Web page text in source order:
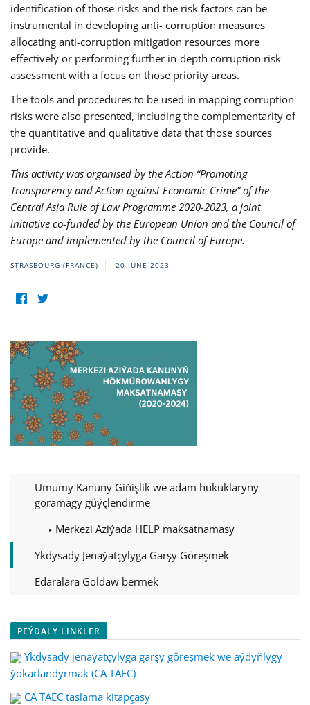
identification of those risks and the risk factors can be
instrumental in developing anti- corruption measures
allocating anti-corruption mitigation resources more
effectively or performing further in-depth corruption risk
assessment with a focus on those priority areas.
The tools and procedures to be used in mapping corruption
risks were also presented, including the complementarity of
the quantitative and qualitative data that those sources
provide.
This activity was organised by the Action “Promoting
Transparency and Action against Economic Crime” of the
Central Asia Rule of Law Programme 2020-2023, a joint
initiative co-funded by the European Union and the Council of
Europe and implemented by the Council of Europe.
STRASBOURG (FRANCE) 20 JUNE 2023
Umumy Kanuny Giňişlik we adam hukuklaryny
goramagy güýçlendirme
Merkezi Aziýada HELP maksatnamasy
Ykdysady Jenaýatçylyga Garşy Göreşmek
Edaralara Goldaw bermek
PEÝDALY LINKLER
Ykdysady jenaýatçylyga garşy göreşmek we aýdyňlygy
ýokarlandyrmak (CA TAEC)
CA TAEC taslama kitapçasy